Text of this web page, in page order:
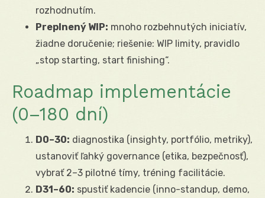
rozhodnutím.
Preplnený WIP: mnoho rozbehnutých iniciatív,
žiadne doručenie; riešenie: WIP limity, pravidlo
„stop starting, start finishing“.
Roadmap implementácie
(0–180 dní)
D0–30: diagnostika (insighty, portfólio, metriky),
ustanoviť ľahký governance (etika, bezpečnosť),
vybrať 2–3 pilotné tímy, tréning facilitácie.
D31–60: spustiť kadencie (inno-standup, demo,